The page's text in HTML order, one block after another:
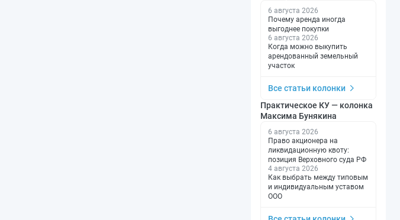
6 августа 2026
Почему аренда иногда
выгоднее покупки
6 августа 2026
Когда можно выкупить
арендованный земельный
участок
Все статьи колонки
Практическое КУ — колонка
Максима Бунякина
6 августа 2026
Право акционера на
ликвидационную квоту:
позиция Верховного суда РФ
4 августа 2026
Как выбрать между типовым
и индивидуальным уставом
ООО